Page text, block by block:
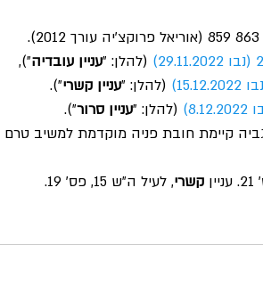
(להלן: ״עניין עובדיה״),
(להלן: ״עניין קשרי״).
(להלן: ״עניין סרור״).
לגביה קיימת חובת פניה מוקדמת למשיב טרם
קשרי, לעיל ה״ש 15, פס׳ 19.